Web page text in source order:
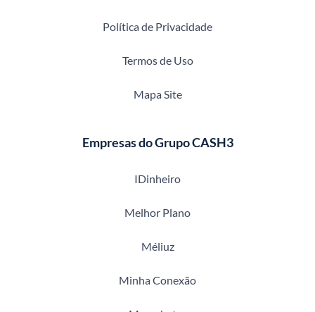
Política de Privacidade
Termos de Uso
Mapa Site
Empresas do Grupo CASH3
IDinheiro
Melhor Plano
Méliuz
Minha Conexão